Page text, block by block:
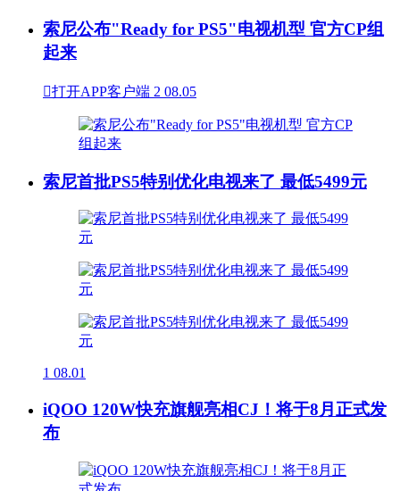
索尼公布"Ready for PS5"电视机型 官方CP组
起来
打开APP客户端 2 08.05
索尼首批PS5特别优化电视来了 最低5499元
1 08.01
iQOO 120W快充旗舰亮相CJ！将于8月正式发
布